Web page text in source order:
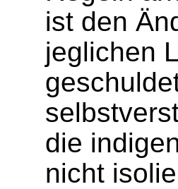
ist den
jeglichen
die
nicht